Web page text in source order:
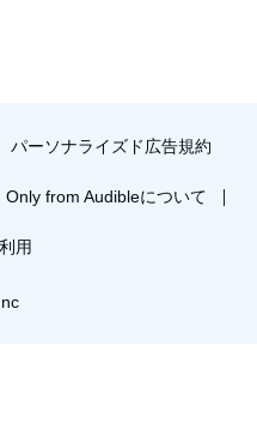
パーソナライズド広告規約
Only from Audibleについて
用